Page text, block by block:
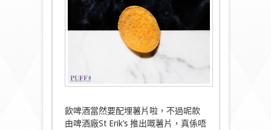
飲啤酒當然要配埋薯片啦，不過呢款
由啤酒廠St Erik’s 推出嘅薯片，真係唔